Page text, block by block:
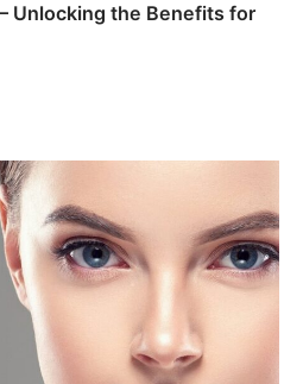
Unlocking the Benefits for